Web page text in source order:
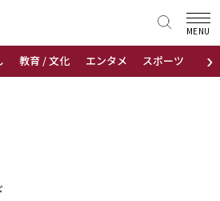
›
教育 / 文化 エンタメ スポーツ 地域
MENU